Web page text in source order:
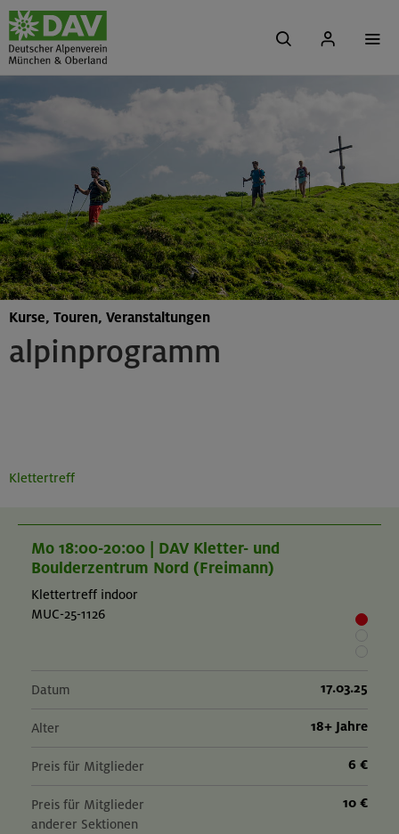
alpinprogramm
Kurse, Touren, Veranstaltungen
Klettertreff
Mo 18:00-20:00 | DAV Kletter- und
Boulderzentrum Nord (Freimann)
Klettertreff indoor
MUC-25-1126
Datum 17.03.25
Alter 18+ Jahre
Preis für Mitglieder 6 €
Preis für Mitglieder
anderer Sektionen
10 €